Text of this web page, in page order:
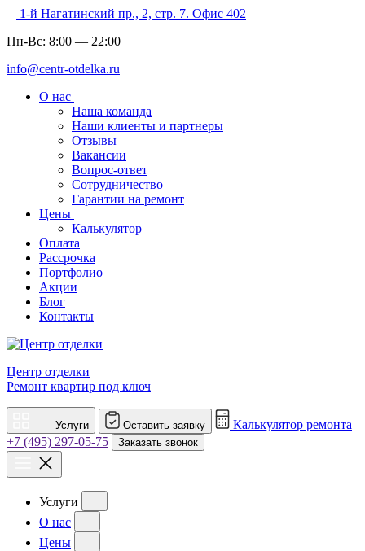
1-й Нагатинский пр., 2, стр. 7. Офис 402
Пн-Вс: 8:00 — 22:00
info@centr-otdelka.ru
О нас
Наша команда
Наши клиенты и партнеры
Отзывы
Вакансии
Вопрос-ответ
Сотрудничество
Гарантии на ремонт
Цены
Калькулятор
Оплата
Рассрочка
Портфолио
Акции
Блог
Контакты
Центр отделки
Ремонт квартир под ключ
Услуги Оставить заявку
Калькулятор ремонта
+7 (495) 297-05-75
Заказать звонок
Услуги
О нас
Цены